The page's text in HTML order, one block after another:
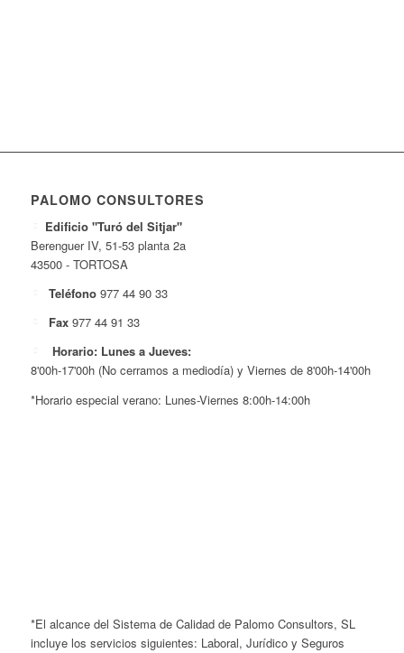
PALOMO CONSULTORES
Edificio "Turó del Sitjar"
Berenguer IV, 51-53 planta 2a
43500 - TORTOSA
Teléfono 977 44 90 33
Fax 977 44 91 33
Horario: Lunes a Jueves:
8'00h-17'00h (No cerramos a mediodía) y Viernes de 8'00h-14'00h
*Horario especial verano: Lunes-Viernes 8:00h-14:00h
*El alcance del Sistema de Calidad de Palomo Consultors, SL
incluye los servicios siguientes: Laboral, Jurídico y Seguros